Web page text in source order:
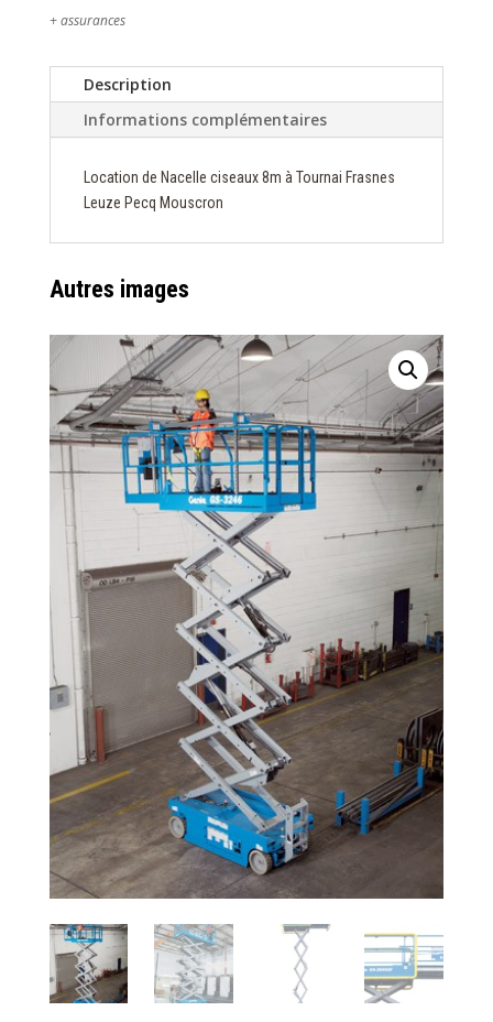
+ assurances
Description
Informations complémentaires
Location de Nacelle ciseaux 8m à Tournai Frasnes
Leuze Pecq Mouscron
Autres images